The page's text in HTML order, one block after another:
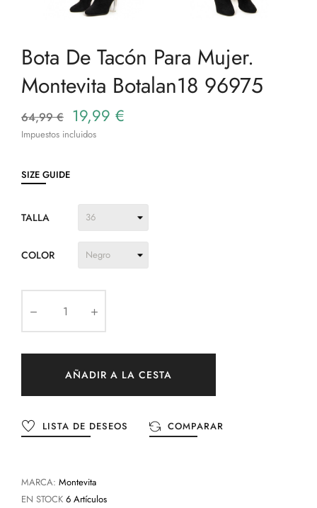
Bota De Tacón Para Mujer.
Montevita Botalan18 96975
64,99 € 19,99 €
Impuestos incluidos
SIZE GUIDE
TALLA
COLOR
AÑADIR A LA CESTA
LISTA DE DESEOS COMPARAR
MARCA: Montevita
EN STOCK 6 Artículos